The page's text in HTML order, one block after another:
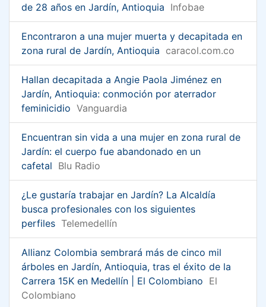
de 28 años en Jardín, Antioquia Infobae
Encontraron a una mujer muerta y decapitada en
zona rural de Jardín, Antioquia caracol.com.co
Hallan decapitada a Angie Paola Jiménez en
Jardín, Antioquia: conmoción por aterrador
feminicidio Vanguardia
Encuentran sin vida a una mujer en zona rural de
Jardín: el cuerpo fue abandonado en un
cafetal Blu Radio
¿Le gustaría trabajar en Jardín? La Alcaldía
busca profesionales con los siguientes
perfiles Telemedellín
Allianz Colombia sembrará más de cinco mil
árboles en Jardín, Antioquia, tras el éxito de la
Carrera 15K en Medellín | El Colombiano El
Colombiano